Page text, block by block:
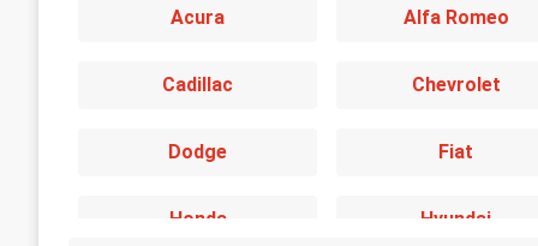
Acura Alfa Romeo
Cadillac Chevrolet
Dodge Fiat
Honda Hyundai